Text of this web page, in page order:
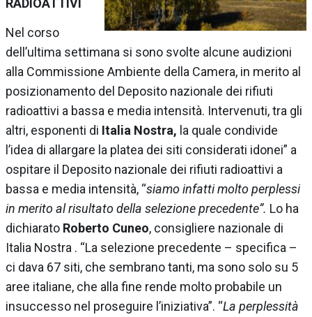
RADIOATTIVI
Nel corso
dell’ultima settimana si sono svolte alcune audizioni
alla Commissione Ambiente della Camera, in merito al
posizionamento del Deposito nazionale dei rifiuti
radioattivi a bassa e media intensità. Intervenuti, tra gli
altri, esponenti di Italia Nostra, la quale condivide
l’idea di allargare la platea dei siti considerati idonei” a
ospitare il Deposito nazionale dei rifiuti radioattivi a
bassa e media intensità, “siamo infatti molto perplessi
in merito al risultato della selezione precedente”. Lo ha
dichiarato Roberto Cuneo, consigliere nazionale di
Italia Nostra . “La selezione precedente – specifica –
ci dava 67 siti, che sembrano tanti, ma sono solo su 5
aree italiane, che alla fine rende molto probabile un
insuccesso nel proseguire l’iniziativa”. “La perplessità